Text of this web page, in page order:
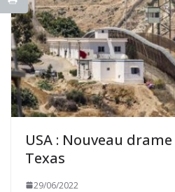
USA : Nouveau
Texas
29/06/2022